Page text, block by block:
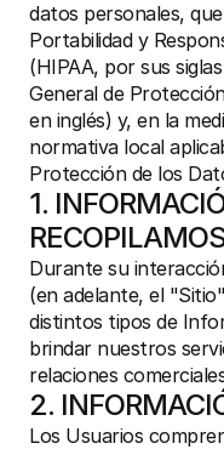
datos personales,
Portabilidad y
(HIPAA, por sus
General de
en inglés) y, en la
normativa local
Protección de los
1.
Durante su
(en adelante, el
distintos tipos de
brindar nuestros
relaciones
2.
Los Usuarios